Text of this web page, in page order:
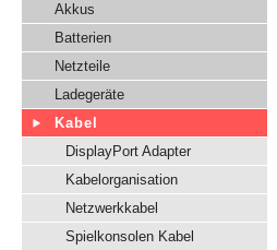
Akkus
Batterien
Netzteile
Ladegeräte
Kabel
DisplayPort Adapter
Kabelorganisation
Netzwerkkabel
Spielkonsolen Kabel